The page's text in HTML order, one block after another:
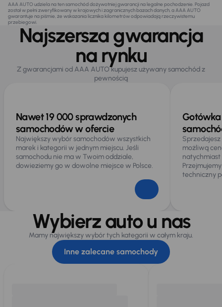
AAA AUTO udziela na ten samochód dożywotniej gwarancji na legalne pochodzenie. Pojazd
został w pełni zweryfikowany w krajowych i zagranicznych bazach danych, a AAA AUTO
gwarantuje na piśmie, że wskazania licznika kilometrów odpowiadają rzeczywistemu
przebiegowi.
Najszersza gwarancja
na rynku
Z gwarancjami od AAA AUTO kupujesz używany samochód z
pewnością
Nawet 19 000 sprawdzonych
samochodów w ofercie
Największy wybór samochodów wszystkich
marek i kategorii w jednym miejscu. Jeśli
samochodu nie ma w Twoim oddziale,
dowieziemy go w dowolne miejsce w Polsce.
możliwą
techniczny
Wybierz auto u nas
Mamy największy wybór tych kategorii w całym kraju.
Inne zalecane samochody